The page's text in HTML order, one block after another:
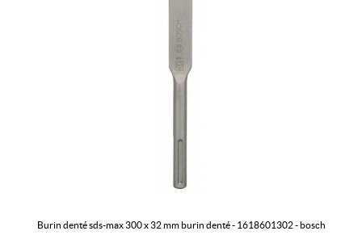
burin denté sds-max 300 x 32 mm burin denté - 1618601302 - bosch